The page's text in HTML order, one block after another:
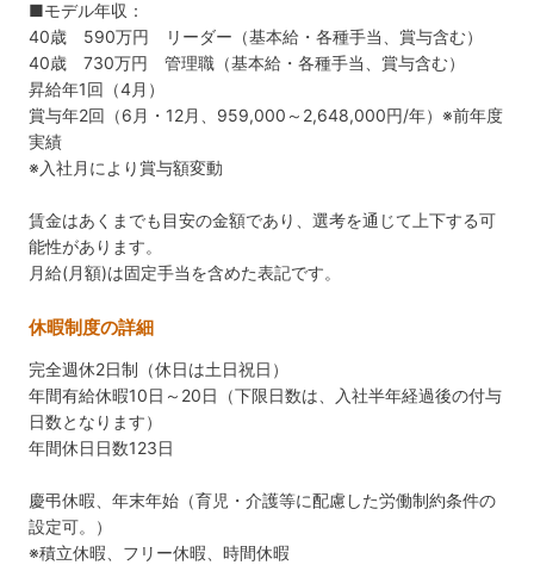
■モデル年収：
40歳 590万円 リーダー（基本給・各種手当、賞与含む）
40歳 730万円 管理職（基本給・各種手当、賞与含む）
昇給年1回（4月）
賞与年2回（6月・12月、959,000～2,648,000円/年）※前年度
実績
※入社月により賞与額変動
賃金はあくまでも目安の金額であり、選考を通じて上下する可
能性があります。
月給(月額)は固定手当を含めた表記です。
休暇制度の詳細
完全週休2日制（休日は土日祝日）
年間有給休暇10日～20日（下限日数は、入社半年経過後の付与
日数となります）
年間休日日数123日
慶弔休暇、年末年始（育児・介護等に配慮した労働制約条件の
設定可。）
※積立休暇、フリー休暇、時間休暇